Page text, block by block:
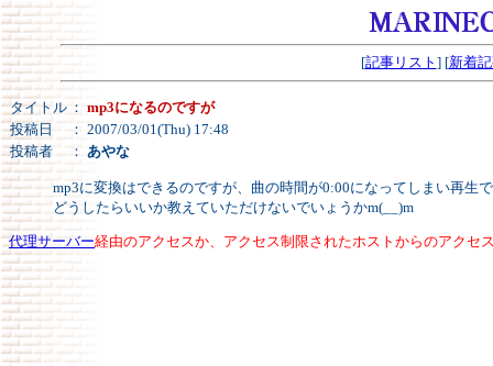
[記事リスト ] [新着
タイトル ： mp3になるのですが
投稿日
： 2007/03/01(Thu) 17:48
投稿者
： あやな
mp3に変換はできるのですが、曲の時間が0:00になってしまい再
どうしたらいいか教えていただけないでいょうかm(__)m
代理サーバー経由のアクセスか、アクセス制限されたホストからのアクセ